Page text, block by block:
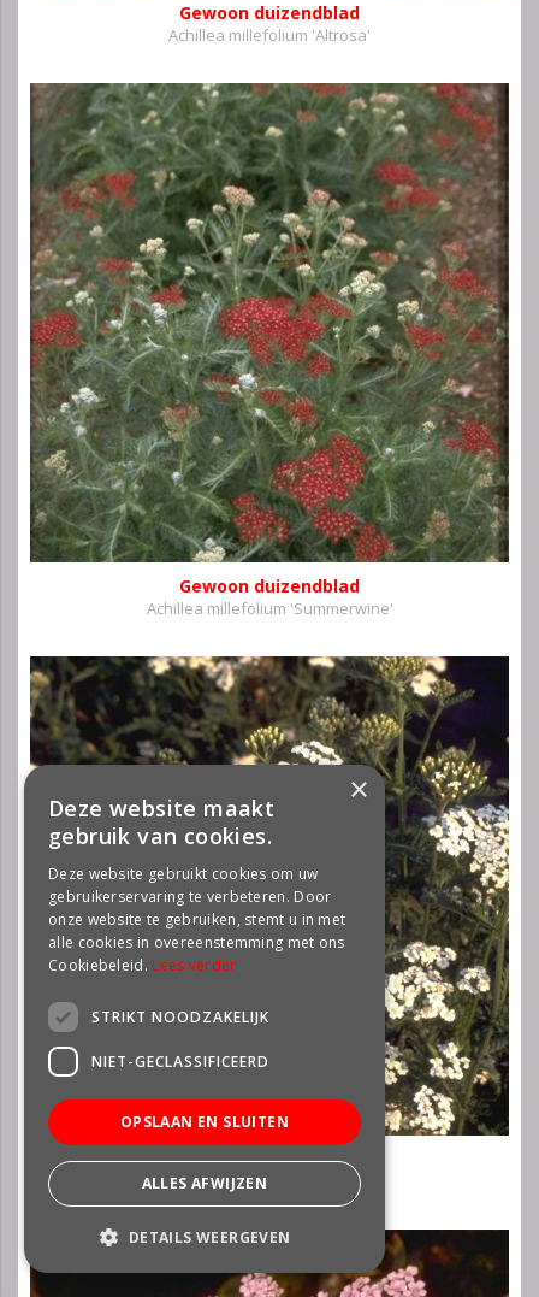
Gewoon duizendblad
Achillea millefolium 'Altrosa'
Gewoon duizendblad
Achillea millefolium 'Summerwine'
Gewoon duizendblad
Achillea millefolium
×
Deze website maakt
gebruik van cookies.
Deze website gebruikt cookies om uw
gebruikerservaring te verbeteren. Door
onze website te gebruiken, stemt u in met
alle cookies in overeenstemming met ons
Cookiebeleid. Lees verder
STRIKT NOODZAKELIJK
NIET-GECLASSIFICEERD
OPSLAAN EN SLUITEN
ALLES AFWIJZEN
DETAILS WEERGEVEN